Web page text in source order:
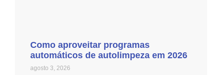
Como aproveitar programas
automáticos de autolimpeza em 2026
agosto 3, 2026